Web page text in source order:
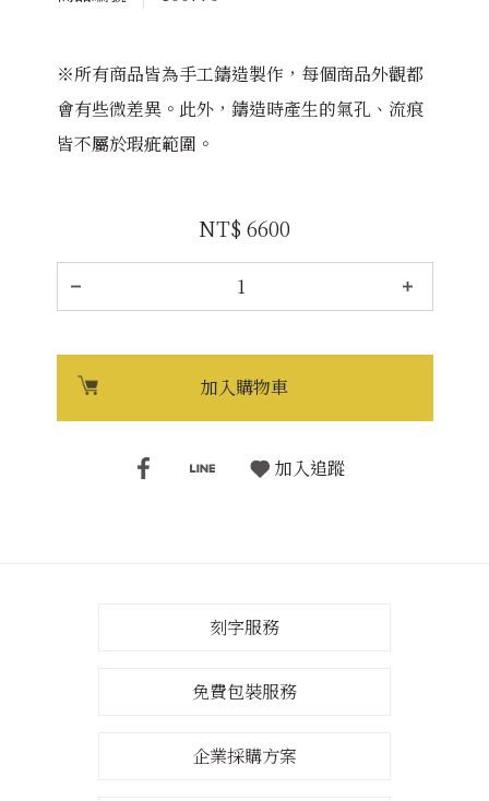
※所有商品皆為手工鑄造製作，每個商品外觀都
會有些微差異。此外，鑄造時產生的氣孔、流痕
皆不屬於瑕疵範圍。
NT$ 6600
加入購物車
加入追蹤
刻字服務
免費包裝服務
企業採購方案